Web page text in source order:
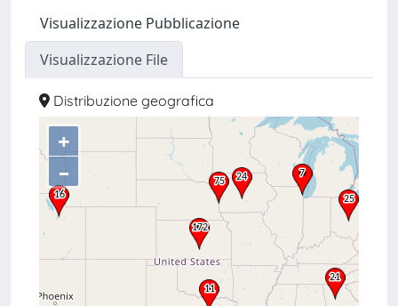
Visualizzazione Pubblicazione
Visualizzazione File
Distribuzione geografica
+
–